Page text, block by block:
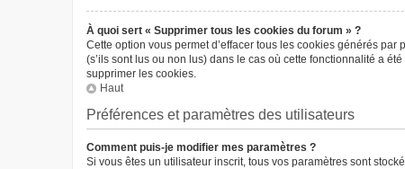
À quoi sert « Supprimer tous les cookies du forum » ?
Cette option vous permet d’effacer tous les cookies générés
(s’ils sont lus ou non lus) dans le cas où cette fonctionnalité a
supprimer les cookies.
Haut
Préférences et paramètres des utilisateurs
Comment puis-je modifier mes paramètres ?
Si vous êtes un utilisateur inscrit, tous vos paramètres sont